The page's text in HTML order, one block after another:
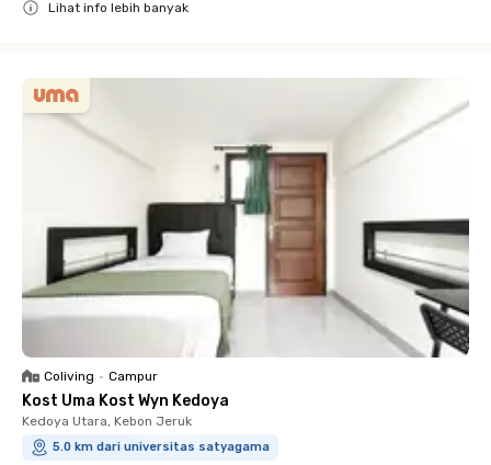
Lihat info lebih banyak
Coliving • Campur
Kost Uma Kost Wyn Kedoya
Kedoya Utara, Kebon Jeruk
5.0 km dari universitas satyagama